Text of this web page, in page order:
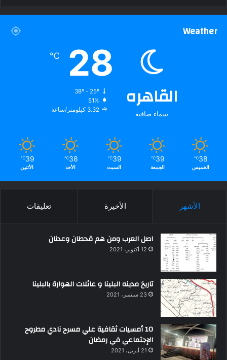
Weather
القاهره
سماء صافية
28
℃
38º - 25º
51%
3.32 كيلومتر/ساعة
38
℃
الخميس
39
℃
الجمعة
39
℃
السبت
38
℃
الأحد
39
℃
الأثنين
الأشهر الأخيرة تعليقات
اصل العرب ومن هم قحطان وعدنان
12 أكتوبر، 2021
تاريخ مدينه البلينا و عائلات الهوارة بالبلينا
23 سبتمبر، 2021
10 أمسيات ثقافية علي مسرح نادي مطروح
الإجتماعي في رمضان
21 أبريل، 2021